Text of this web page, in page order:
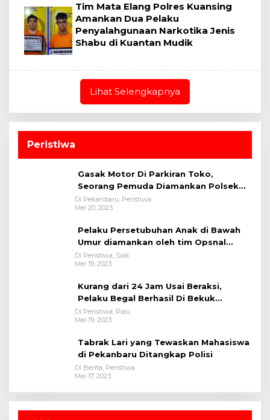
Tim Mata Elang Polres Kuansing
Amankan Dua Pelaku
Penyalahgunaan Narkotika Jenis
Shabu di Kuantan Mudik
Lihat Selengkapnya
Peristiwa
Gasak Motor Di Parkiran Toko,
Seorang Pemuda Diamankan Polsek
Bukit Raya
Di Pekanbaru, Peristiwa
Mei 20, 2023
Pelaku Persetubuhan Anak di Bawah
Umur diamankan oleh tim Opsnal
Polsek Tualang-Polres Siak-Polda Riau
Di Peristiwa, Siak
Mei 19, 2023
Kurang dari 24 Jam Usai Beraksi,
Pelaku Begal Berhasil Di Bekuk
Satreskrim Polres Kuansing
Di Peristiwa, Riau
Mei 19, 2023
Tabrak Lari yang Tewaskan Mahasiswa
di Pekanbaru Ditangkap Polisi
Di Berita, Peristiwa
Mei 17, 2023